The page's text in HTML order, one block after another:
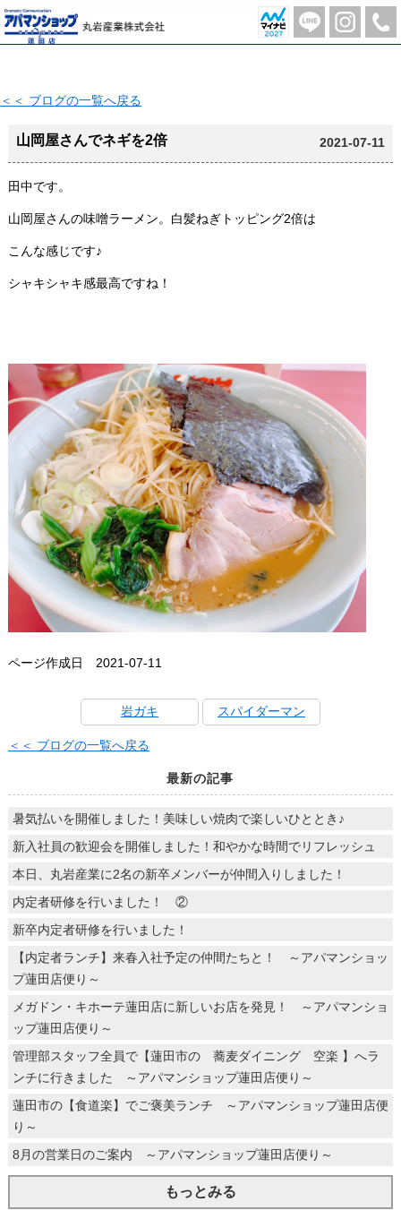
山岡屋【2021-07-11更新】 | 蓮田市の不動産のことならアパマンショップ蓮田店-丸岩産業株式会社-
＜＜ ブログの一覧へ戻る
山岡屋さんでネギを2倍 2021-07-11
田中です。
山岡屋さんの味噌ラーメン。白髪ねぎトッピング2倍は
こんな感じです♪
シャキシャキ感最高ですね！
ページ作成日 2021-07-11
岩ガキ スパイダーマン
＜＜ ブログの一覧へ戻る
最新の記事
暑気払いを開催しました！美味しい焼肉で楽しいひととき♪
新入社員の歓迎会を開催しました！和やかな時間でリフレッシュ
本日、丸岩産業に2名の新卒メンバーが仲間入りしました！
内定者研修を行いました！ ②
新卒内定者研修を行いました！
【内定者ランチ】来春入社予定の仲間たちと！ ～アパマンショッ
プ蓮田店便り～
メガドン・キホーテ蓮田店に新しいお店を発見！ ～アパマンショ
ップ蓮田店便り～
管理部スタッフ全員で【蓮田市の 蕎麦ダイニング 空楽 】へラ
ンチに行きました ～アパマンショップ蓮田店便り～
蓮田市の【食道楽】でご褒美ランチ ～アパマンショップ蓮田店便
り～
8月の営業日のご案内 ～アパマンショップ蓮田店便り～
もっとみる